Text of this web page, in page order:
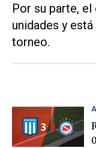
Por su parte,
unidades y
torneo.